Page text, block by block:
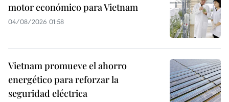
motor económico para Vietnam
04/08/2026 01:58
Vietnam promueve el ahorro
energético para reforzar la
seguridad eléctrica